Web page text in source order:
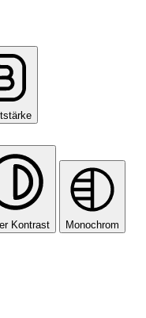
Kontrast Monochrom